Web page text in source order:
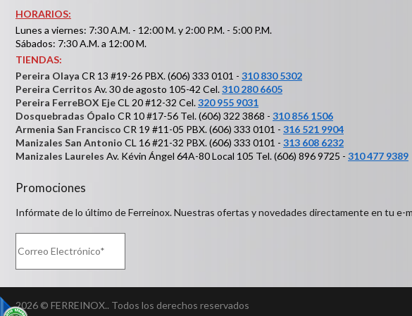
HORARIOS:
Lunes a viernes: 7:30 A.M. - 12:00 M. y 2:00 P.M. - 5:00 P.M.
Sábados: 7:30 A.M. a 12:00 M.
TIENDAS:
Pereira Olaya CR 13 #19-26 PBX. (606) 333 0101 - 310 830 5302
Pereira Cerritos Av. 30 de agosto 105-42 Cel.310 280 6605
Pereira FerreBOX EjeCL 20 #12-32 Cel.320 955 9031
Dosquebradas Ópalo CR 10 #17-56 Tel. (606) 322 3868 - 310 856 1506
Armenia San Francisco CR 19 #11-05 PBX. (606) 333 0101 - 316 521 9904
Manizales San Antonio CL 16 #21-32 PBX. (606) 333 0101 - 313 608 6232
Manizales Laureles Av. Kévin Ángel 64A-80 Local 105 Tel. (606) 896 9725 - 310 477 9389
Promociones
Infórmate de lo último de Ferreinox. Nuestras ofertas y novedades directamente en tu e-
2026 © FERREINOX.. Todos los derechos reservados